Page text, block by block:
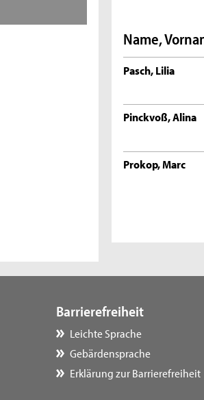
Name,
Pasch, Lilia
Pinckvoß, Alina
Prokop, Marc
Barrierefreiheit
Leichte Sprache
Gebärdensprache
Erklärung zur Barrierefreiheit